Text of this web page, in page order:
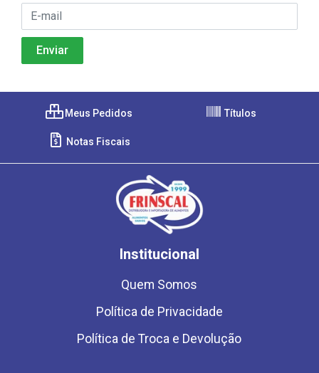
Meus Pedidos Títulos
Notas Fiscais
Institucional
Quem Somos
Política de Privacidade
Política de Troca e Devolução